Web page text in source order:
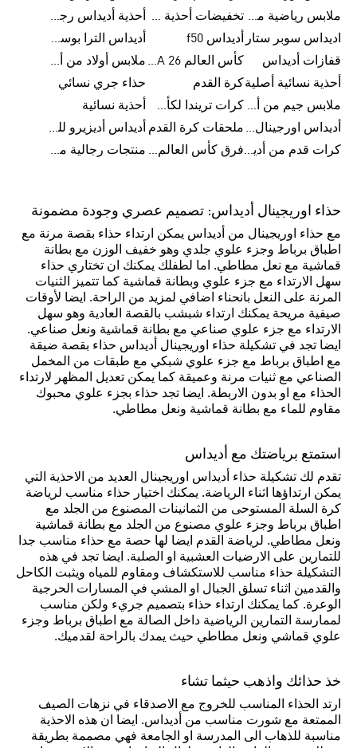
ملابس رياضية من أديداس
تخفيضات أحذية رجالية من أديداس
أحذية أديداس رجالية
اديداس سوبر ستار
أديداس f50
أديداس الترا بوست
قفازات أديداس
كأس العالم FIFA 26™
ملابس أولاد من أديداس
أحذية نسائية أصلية كرة القدم
حذاء جري نسائي
ملابس جيم من أديداس
كرات تريندا لكأس العالم FIFA 26™
أحذية نسائية
أديداس اورجينال نسائي ملحقات كرة القدم
أديداس أديزيرو للجري
كرات قدم من أديداس
فرق كأس العالم FIFA 26™ منتجات رجالية من أديداس
حذاء اوريجينال أديداس: تصميم عصري وجودة مضمونة
مع حذاء اوريجينال من أديداس يمكن ارتداء حذاء بقصة مرنة مع
اطباق برباط وجزء علوي جلدي وهو خفيف الوزن مع بطانة
قماشية مع نعل مطاطي. اما لطفلك يمكنك ان تختاري حذاء
سهل الارتداء مع جزء علوي وبطانة قماشية كما تتميز الثنيات
المرنة على النعل بانحناء اضافي لمزيد من الراحة. ايضا لأوقات
صيفية مريحة يمكنك ارتداء شبشب بالقصة العادية وهو سهل
الارتداء مع جزء علوي صناعي مع بطانة قماشية ونعل صناعي.
ايضا تجد في تشكيلة حذاء اوريجينال أديداس حذاء بقصة ضيقة
مع اطباق برباط مع جزء علوي شبكي مع طبقات من المخمل
الصناعي مع ثنيات مرنة وعميقة كما يمكن تعديل المظهر لارتداء
الحذاء مع او بدون الاربطة. ايضا تجد حذاء بجزء علوي محبوك
مقاوم للماء مع بطانة قماشية ونعل مطاطي.
استمتع برياضتك مع أديداس
تقدم لك تشكيلة حذاء أديداس اوريجينال العديد من الاحذية التي
يمكن ارتداؤها اثناء الرياضة. يمكنك اختيار حذاء مناسب لرياضة
كرة السلة المستوحى من الثمانينات المصنوع من الجلد مع
اطباق برباط وجزء علوي مصنوع من الجلد مع بطانة قماشية
ونعل مطاطي. لرياضة القدم ايضا لها حصة مع حذاء مناسب جدا
للتمارين على الارضيات العشبية او الصلبة. ايضا تجد في هذه
التشكيلة حذاء مناسب للاستكشاف ومقاوم للمياه ويثبت الكاحل
والقدمين اثناء تسلق الجبال او المشي في المسارات الحرجية
الوعرة. كما يمكنك ارتداء حذاء بتصميم جريء ولكن مناسب
لممارسة التمارين الرياضية داخل الصالة مع اطباق برباط وجزء
علوي قماشي ونعل مطاطي حيث يمدك بالراحة لقدميك.
خذ حذائك واذهب حيثما تشاء
ارتد الحذاء المناسب للخروج مع الاصدقاء في نزهات الصيف
الممتعة مع شورت مناسب من أديداس. ايضا ان هذه الاحذية
مناسبة للذهاب الى المدرسة او الجامعة فهي مصممة بطريقة